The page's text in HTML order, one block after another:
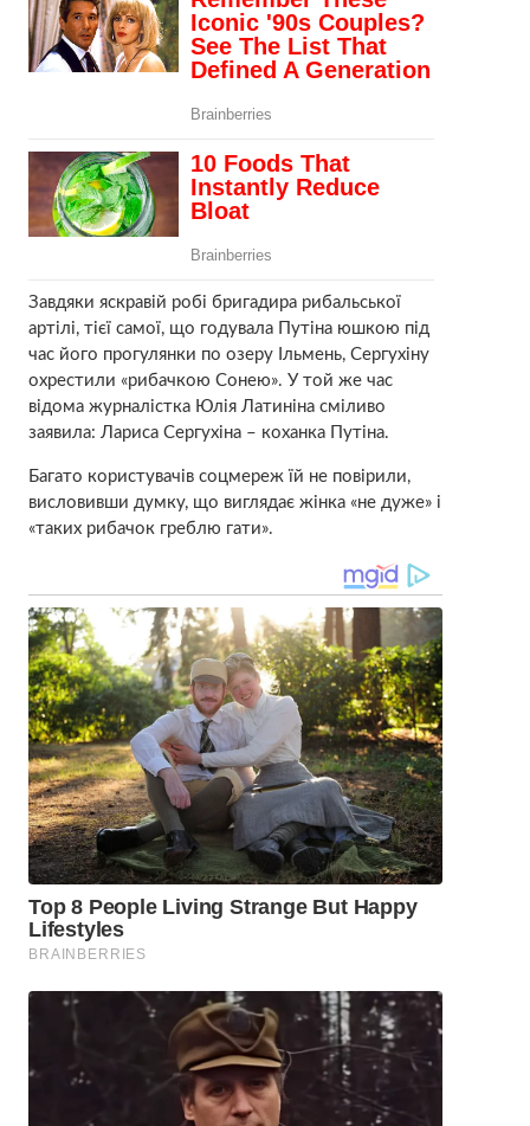
Завдяки яскравій робі бригадира рибальської
артілі, тієї самої, що годувала Путіна юшкою під
час його прогулянки по озеру Ільмень, Сергухіну
охрестили «рибачкою Сонею». У той же час
відома журналістка Юлія Латиніна сміливо
заявила: Лариса Сергухіна – коханка Путіна.
Багато користувачів соцмереж їй не повірили,
висловивши думку, що виглядає жінка «не дуже» і
«таких рибачок греблю гати».